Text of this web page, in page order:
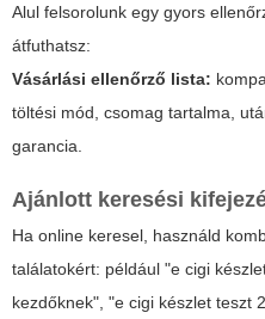
Alul felsorolunk egy gyors
átfuthatsz:
Vásárlási ellenőrző lista:
töltési mód, csomag tartalma,
garancia.
Ajánlott keresési
Ha online keresel, használd
találatokért: például "e cigi
kezdőknek", "e cigi készlet teszt